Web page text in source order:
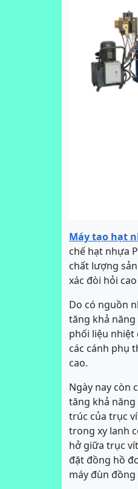
Máy tạo hạt
chế hạt nhựa
chất lượng
xác đòi hỏi
Do có nguồn
tăng khả
phối liệu nhiệt
các cánh phụ
cao.
Ngày nay còn
tăng khả
trúc của trục
trong xy lanh
hở giữa trục
đặt đồng hồ
máy đùn